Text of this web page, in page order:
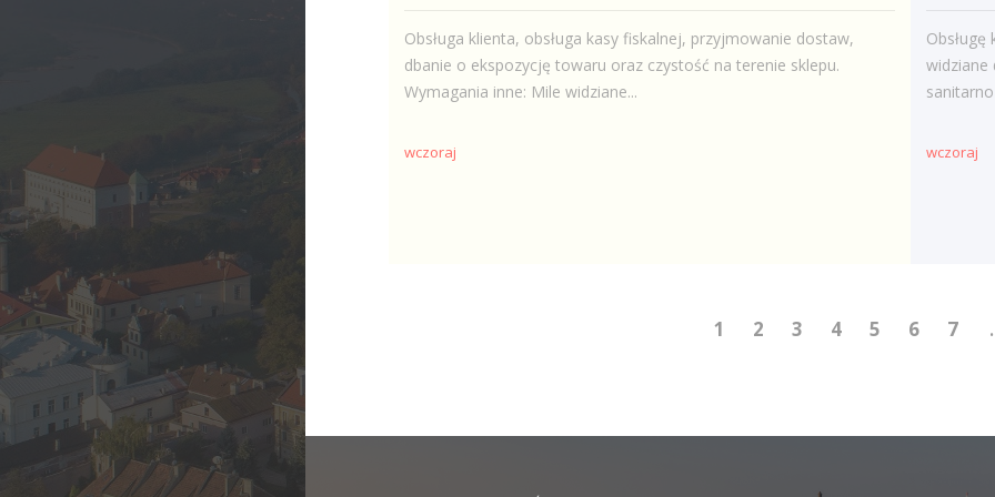
Obsługa klienta, obsługa kasy fiskalnej, przyjmowanie dostaw,
dbanie o ekspozycję towaru oraz czystość na terenie sklepu.
Wymagania inne: Mile widziane...
wczoraj
widziane
sanitarno
wczoraj
1 2 3 4 5 6 7